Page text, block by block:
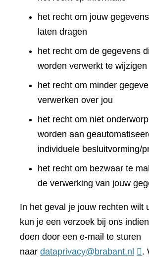
het recht om jouw
laten dragen
het recht om de gegevens
worden verwerkt te wijzigen
het recht om minder
verwerken over jou
het recht om niet
worden aan
individuele besluitvorming/
het recht om bezwaar te
de verwerking van jouw
In het geval je jouw rechten wilt
kun je een verzoek bij ons
doen door een e-mail te sturen
naar dataprivacy@brabant.nl
.